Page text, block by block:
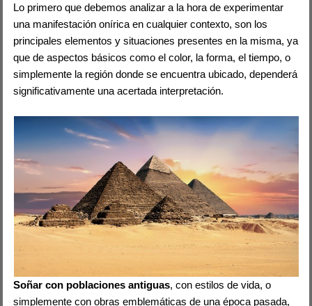
Lo primero que debemos analizar a la hora de experimentar
una manifestación onírica en cualquier contexto, son los
principales elementos y situaciones presentes en la misma, ya
que de aspectos básicos como el color, la forma, el tiempo, o
simplemente la región donde se encuentra ubicado, dependerá
significativamente una acertada interpretación.
Soñar con poblaciones antiguas, con estilos de vida, o
simplemente con obras emblemáticas de una época pasada,